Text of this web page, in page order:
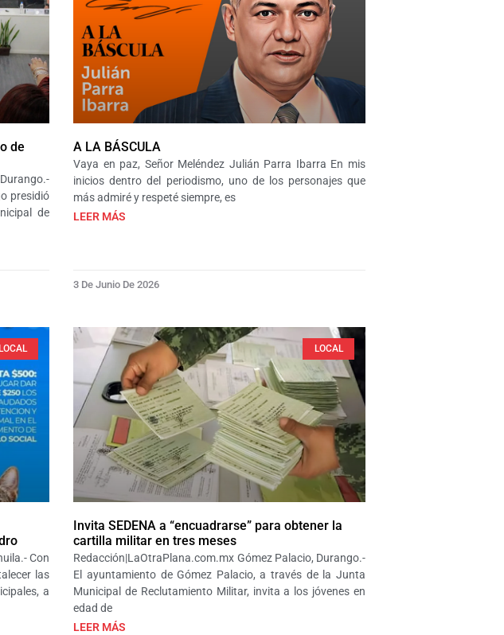
de
presidió
de
A LA BÁSCULA
Vaya en paz, Señor Meléndez Julián Parra Ibarra En mis
inicios dentro del periodismo, uno de los personajes que
más admiré y respeté siempre, es
LEER MÁS
3 De Junio De 2026
LOCAL
Con
las
a
LOCAL
Invita SEDENA a “encuadrarse” para obtener la
cartilla militar en tres meses
Redacción|LaOtraPlana.com.mx Gómez Palacio, Durango.-
El ayuntamiento de Gómez Palacio, a través de la Junta
Municipal de Reclutamiento Militar, invita a los jóvenes en
edad de
LEER MÁS